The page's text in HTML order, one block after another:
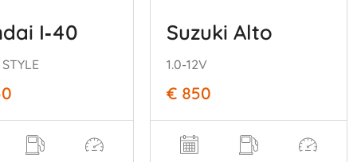
I‑40 Suzuki Alto
1.0-12V
€ 850